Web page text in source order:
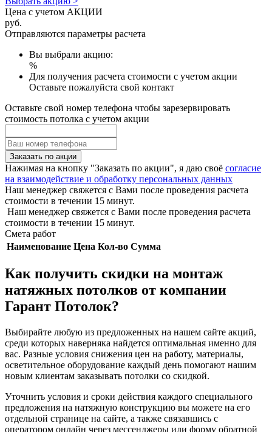
Цена с учетом АКЦИИ
руб.
Отправляются параметры расчета
Вы выбрали акцию:
%
Для получения расчета стоимости с учетом акции
Оставьте пожалуйста свой контакт
Оставьте свой номер телефона чтобы зарезервировать
стоимость потолка с учетом акции
Заказать по акции
Нажимая на кнопку "Заказать по акции", я даю своё согласие
на взаимодействие и обработку персональных данных
Наш менеджер свяжется с Вами после проведения расчета
стоимости в течении 15 минут.
Наш менеджер свяжется с Вами после проведения расчета
стоимости в течении 15 минут.
Смета работ
Наименование Цена Кол-во Сумма
Как получить скидки на монтаж
натяжных потолков от компании
Гарант Потолок?
Выбирайте любую из предложенных на нашем сайте акций,
среди которых наверняка найдется оптимальная именно для
вас. Разные условия снижения цен на работу, материалы,
осветительное оборудование каждый день помогают нашим
новым клиентам заказывать потолки со скидкой.
Уточнить условия и сроки действия каждого специального
предложения на натяжную конструкцию вы можете на его
отдельной странице на сайте, а также связавшись с
оператором онлайн через мессенджеры или форму обратной